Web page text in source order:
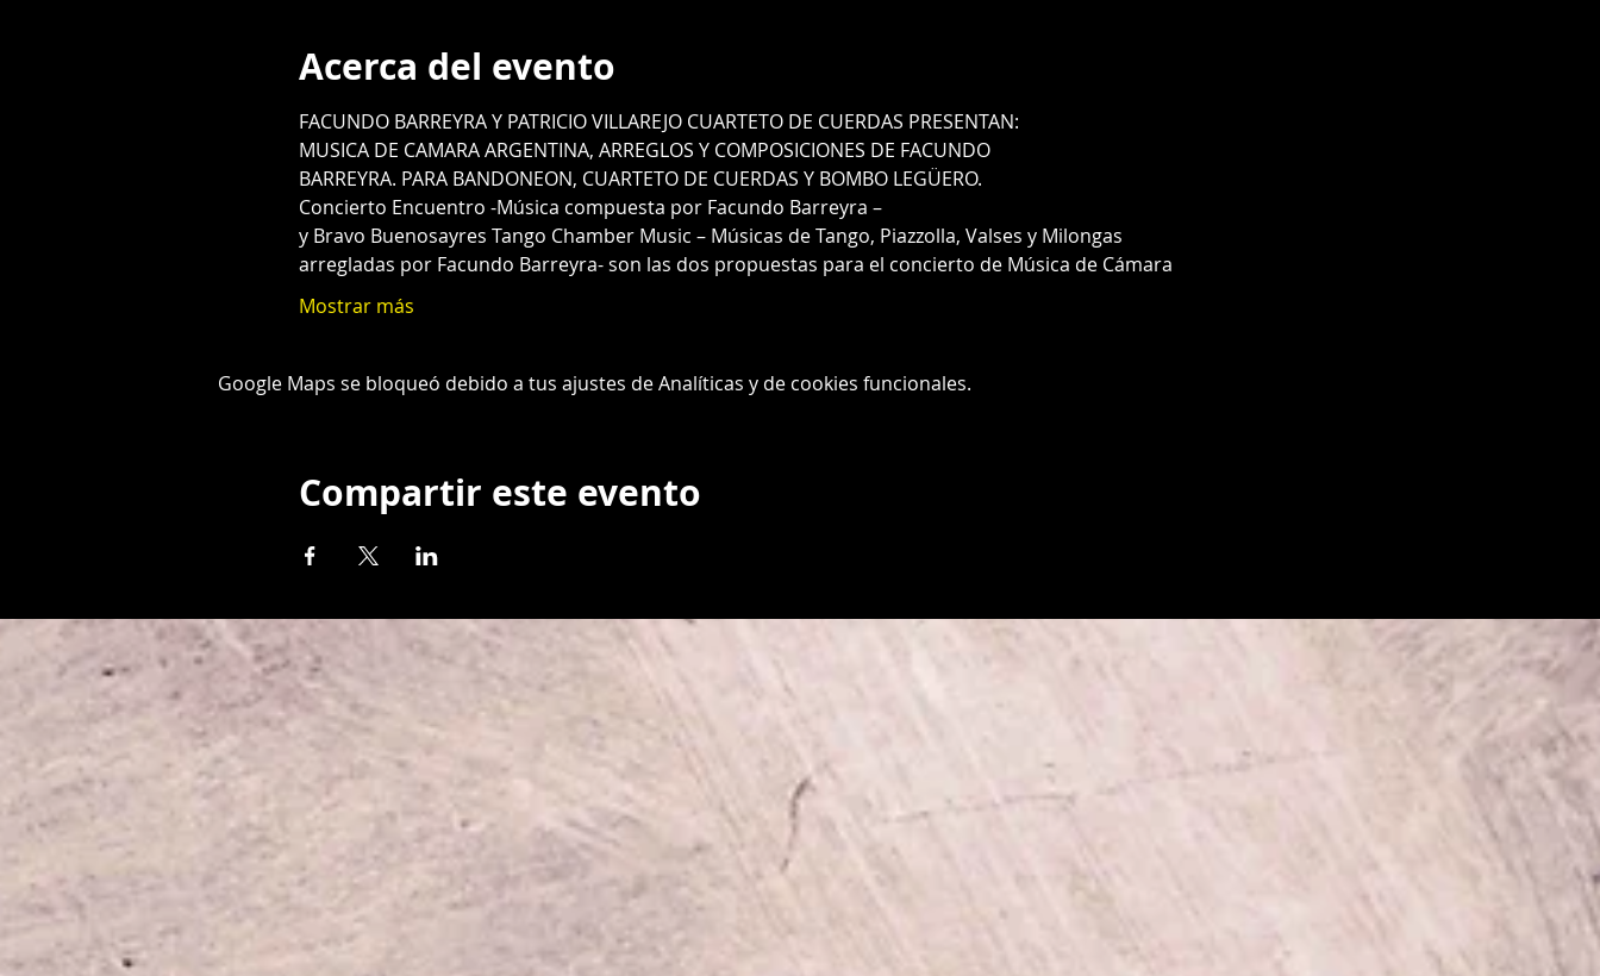
Acerca del evento
FACUNDO BARREYRA Y PATRICIO VILLAREJO CUARTETO DE CUERDAS PRESENTAN:
MUSICA DE CAMARA ARGENTINA, ARREGLOS Y COMPOSICIONES DE FACUNDO
BARREYRA. PARA BANDONEON, CUARTETO DE CUERDAS Y BOMBO LEGÜERO.
Concierto Encuentro -Música compuesta por Facundo Barreyra –
y Bravo Buenosayres Tango Chamber Music – Músicas de Tango, Piazzolla, Valses y Milongas
arregladas por Facundo Barreyra- son las dos propuestas para el concierto de Música de Cámara
Mostrar más
Google Maps se bloqueó debido a tus ajustes de Analíticas y de cookies funcionales.
Compartir este evento